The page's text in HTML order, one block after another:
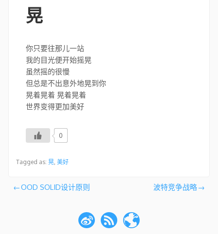
晃
你只要往那儿一站
我的目光便开始摇晃
虽然摇的很慢
但总是不出意外地晃到你
晃着晃着 晃着晃着
世界变得更加美好
0
Tagged as: 晃, 美好
文OOD SOLID设计原则 波特竞争战略